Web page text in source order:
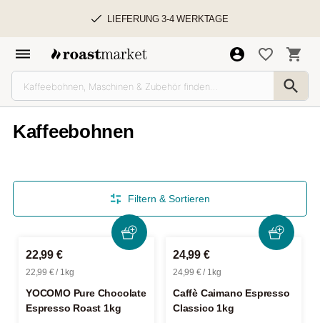
LIEFERUNG 3-4 WERKTAGE
Kaffeebohnen
Filtern & Sortieren
22,99 €
22,99 € / 1kg
YOCOMO Pure Chocolate
Espresso Roast 1kg
24,99 €
24,99 € / 1kg
Caffè Caimano Espresso
Classico 1kg